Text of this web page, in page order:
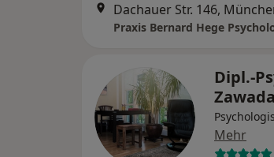
Dachauer Str. 146,
Praxis Bernard Hege
Dipl.-
Zawada
Mehr